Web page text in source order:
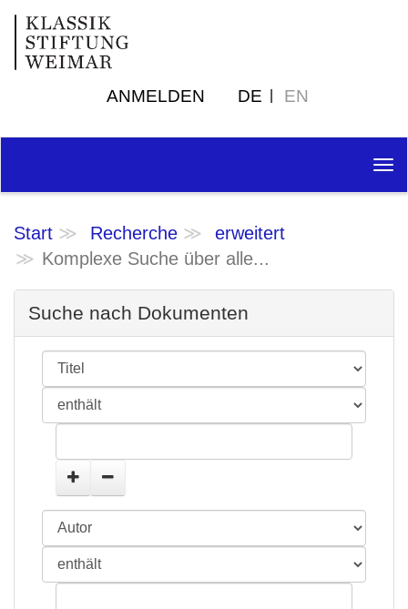
ANMELDEN DE EN
Start Recherche
erweitert
Komplexe Suche über alle...
Suche nach Dokumenten